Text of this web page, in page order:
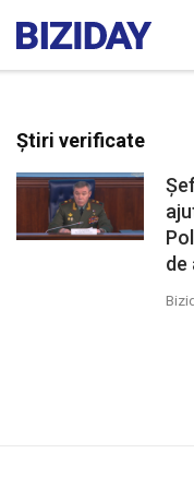
Știri verificate
de